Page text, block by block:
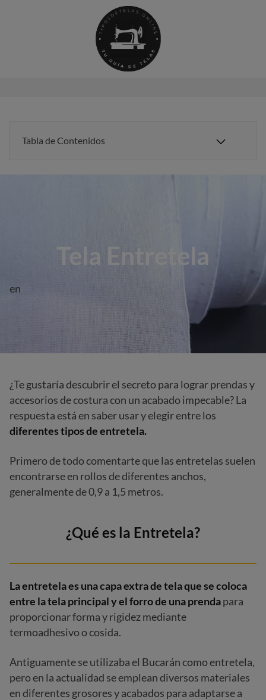
Tabla de Contenidos
Tela Entretela
en
¿Te gustaría descubrir el secreto para lograr prendas y
accesorios de costura con un acabado impecable? La
respuesta está en saber usar y elegir entre los
diferentes tipos de entretela.
Primero de todo comentarte que las entretelas suelen
encontrarse en rollos de diferentes anchos,
generalmente de 0,9 a 1,5 metros.
¿Qué es la Entretela?
La entretela es una capa extra de tela que se coloca
entre la tela principal y el forro de una prendapara
proporcionar forma y rigidez mediante
termoadhesivo o cosida.
Antiguamente se utilizaba el Bucarán como entretela,
pero en la actualidad se emplean diversos materiales
en diferentes grosores y acabados para adaptarse a